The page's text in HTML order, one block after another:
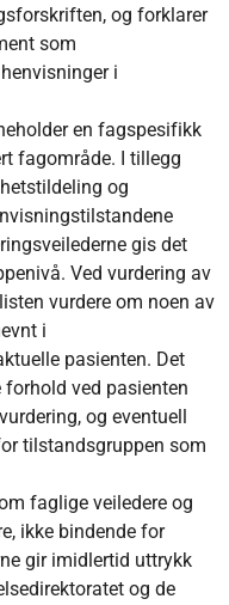
og forklarer
som
i
en fagspesifikk
fagområde. I tillegg
og
gis det
Ved vurdering av
vurdere om noen av
i
pasienten. Det
forhold ved pasienten
og eventuell
tilstandsgruppen som
faglige veiledere og
ikke bindende for
gir imidlertid uttrykk
og de